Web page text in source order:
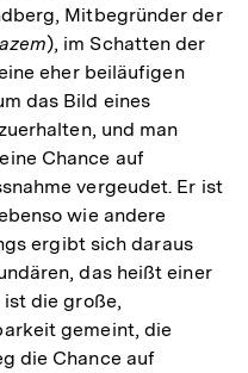
Mitbegründer der
), im Schatten der
eher beiläufigen
das Bild eines
und man
Chance auf
vergeudet. Er ist
wie andere
ergibt sich daraus
das heißt einer
die große,
gemeint, die
die Chance auf